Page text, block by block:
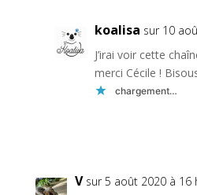
koalisa sur 10
J’irai voir cette
merci Cécile !
chargement…
V sur 5 août 2020 à 16